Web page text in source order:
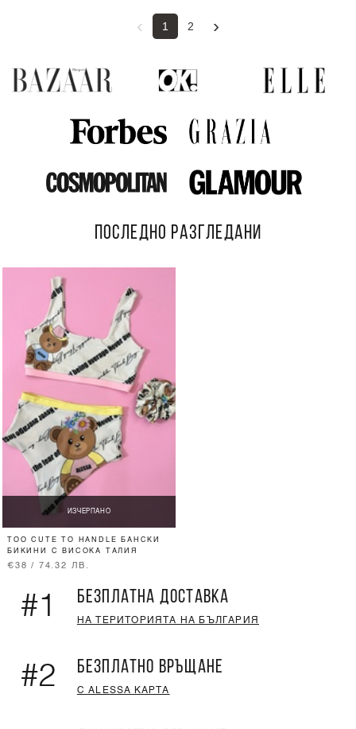
‹ 1 2 ›
ПОСЛЕДНО РАЗГЛЕДАНИ
ИЗЧЕРПАНО
TOO CUTE TO HANDLE БАНСКИ
БИКИНИ С ВИСОКА ТАЛИЯ
€38 / 74.32 ЛВ.
#1 БЕЗПЛАТНА ДОСТАВКА
НА ТЕРИТОРИЯТА НА БЪЛГАРИЯ
#2 БЕЗПЛАТНО ВРЪЩАНЕ
С ALESSA КАРТА